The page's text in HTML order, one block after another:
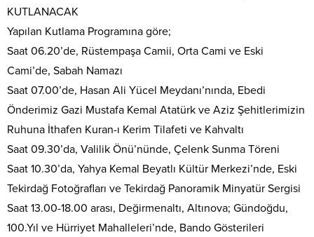
KUTLANACAK
Yapılan Kutlama Programına göre;
Saat 06.20’de, Rüstempaşa Camii, Orta Cami ve Eski
Cami’de, Sabah Namazı
Saat 07.00’de, Hasan Ali Yücel Meydanı’nında, Ebedi
Önderimiz Gazi Mustafa Kemal Atatürk ve Aziz Şehitlerimizin
Ruhuna İthafen Kuran-ı Kerim Tilafeti ve Kahvaltı
Saat 09.30’da, Valilik Önü’nünde, Çelenk Sunma Töreni
Saat 10.30’da, Yahya Kemal Beyatlı Kültür Merkezi’nde, Eski
Tekirdağ Fotoğrafları ve Tekirdağ Panoramik Minyatür Sergisi
Saat 13.00-18.00 arası, Değirmenaltı, Altınova; Gündoğdu,
100.Yıl ve Hürriyet Mahalleleri’nde, Bando Gösterileri